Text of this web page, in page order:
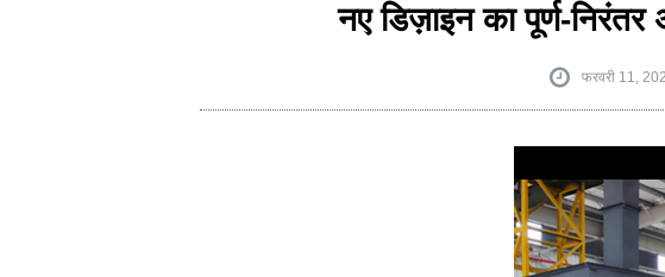
नए डिज़ाइन का पूर्ण-निरंतर
फरवरी 11,